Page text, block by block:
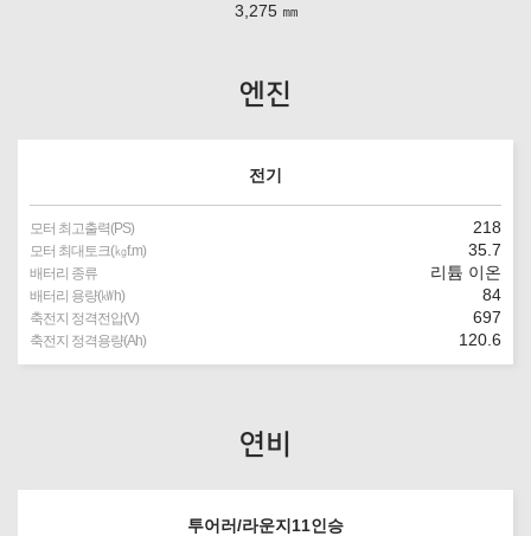
3,275 ㎜
엔진
전기
모터 최고출력(PS) 218
모터 최대토크(㎏f.m) 35.7
배터리 종류 리튬 이온
배터리 용량(㎾h) 84
축전지 정격전압(V) 697
축전지 정격용량(Ah) 120.6
연비
투어러/라운지11인승